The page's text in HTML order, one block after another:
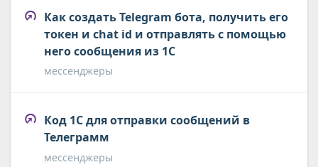
Как создать Telegram бота, получить его
токен и chat id и отправлять с помощью
него сообщения из 1С
мессенджеры
Код 1С для отправки сообщений в
Телеграмм
мессенджеры